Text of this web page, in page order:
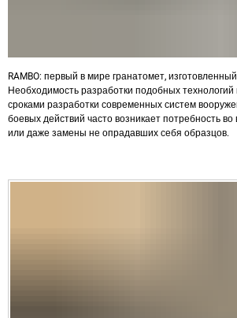
RAMBO: первый в мире гранатомет,
Необходимость разработки подобных
сроками разработки современных систем
боевых действий часто возникает потребность
или даже замены не опрадавших себя образцов.